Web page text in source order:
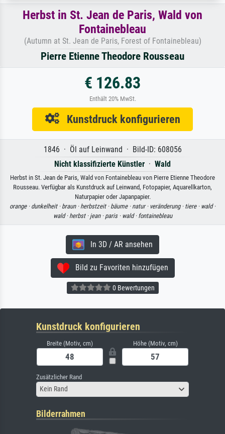
Herbst in St. Jean de Paris, Wald von
Fontainebleau
(Autumn at St. Jean de Paris, Forest of Fontainebleau)
Pierre Etienne Theodore Rousseau
€ 126.83
Enthält 20% MwSt.
Kunstdruck konfigurieren
1846 · Öl auf Leinwand · Bild-ID: 608056
Nicht klassifizierte Künstler · Wald
Herbst in St. Jean de Paris, Wald von Fontainebleau von Pierre Etienne Theodore
Rousseau. Verfügbar als Kunstdruck auf Leinwand, Fotopapier, Aquarellkarton,
Naturpapier oder Japanpapier.
orange · dunkelheit · braun · herbstzeit · bäume · natur · veränderung · tiere · wald ·
wald · herbst · jean · paris · wald · fontainebleau
In 3D / AR ansehen
Bild zu Favoriten hinzufügen
0 Bewertungen
Kunstdruck konfigurieren
Breite (Motiv, cm) Höhe (Motiv, cm)
Zusätzlicher Rand
Kein Rand
Bilderrahmen